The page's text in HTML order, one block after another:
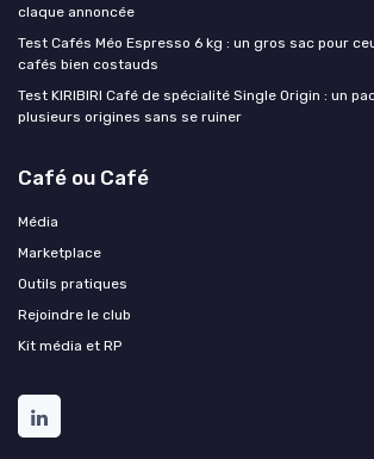
claque annoncée
Test Cafés Méo Espresso 6 kg : un gros sac pour
cafés bien costauds
Test KIRIBIRI Café de spécialité Single Origin : un
plusieurs origines sans se ruiner
Café ou Café
Média
Marketplace
Outils pratiques
Rejoindre le club
Kit média et RP